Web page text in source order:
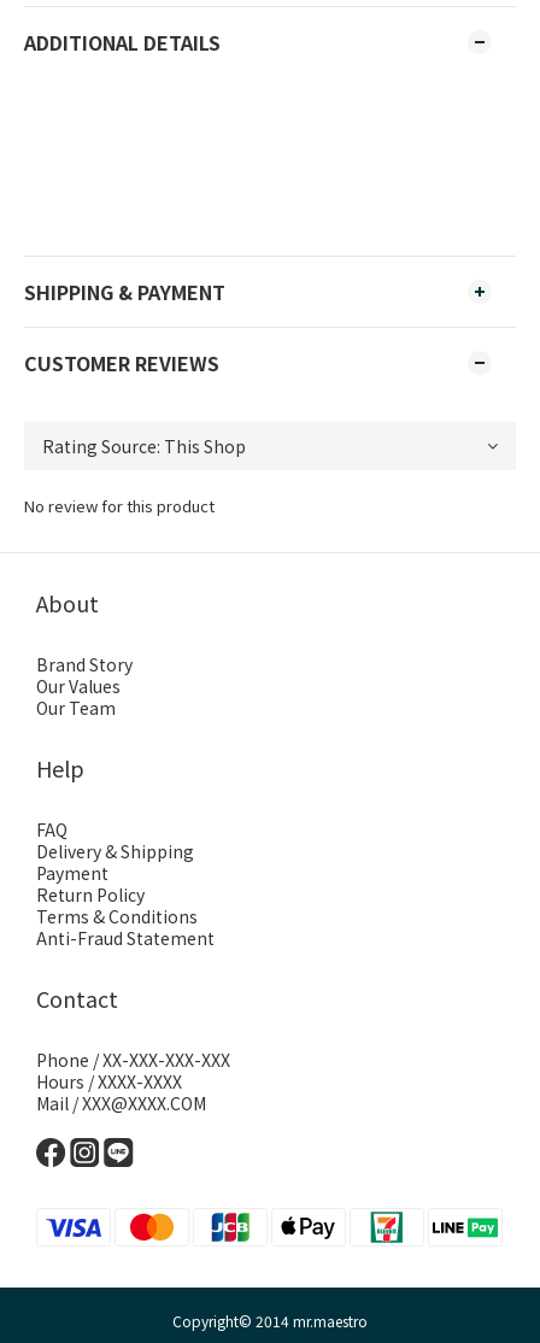
ADDITIONAL DETAILS
SHIPPING & PAYMENT
CUSTOMER REVIEWS
No review for this product
About
Brand Story
Our Values
Our Team
Help
FAQ
Delivery & Shipping
Payment
Return Policy
Terms & Conditions
Anti-Fraud Statement
Contact
Phone / XX-XXX-XXX-XXX
Hours / XXXX-XXXX
Mail / XXX@XXXX.COM
Copyright© 2014 mr.maestro